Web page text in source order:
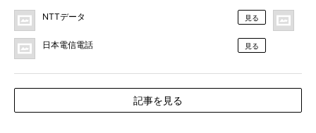
NTTデータ 見る
日本電信電話 見る
記事を見る